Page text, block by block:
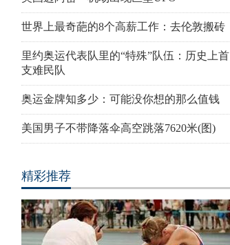
世界上最奇葩的8个高薪工作：去伦敦搬砖
里约奥运代表队里的“特殊”队伍：历史上首
支难民队
奥运金牌知多少：可能没你想的那么值钱
美国男子不带降落伞高空跳落7620米(图)
精彩推荐